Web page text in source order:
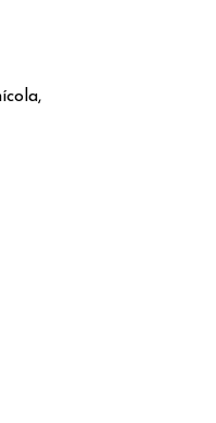
EL RUT-SIA
DE MESA CON UN